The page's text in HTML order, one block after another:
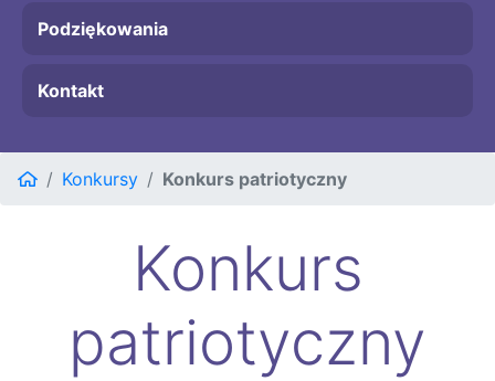
Podziękowania
Kontakt
Konkursy Konkurs patriotyczny
Konkurs
patriotyczny